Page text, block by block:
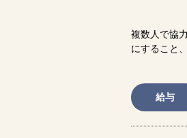
複数人で協
にすること
給与